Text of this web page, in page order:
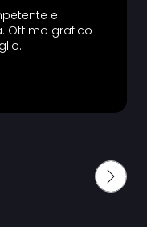
e
Ottimo grafico